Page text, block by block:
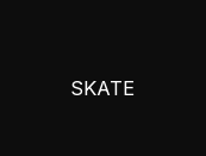
SKATE